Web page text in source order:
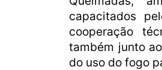
capacitados
cooperação
também junto
do uso do fogo